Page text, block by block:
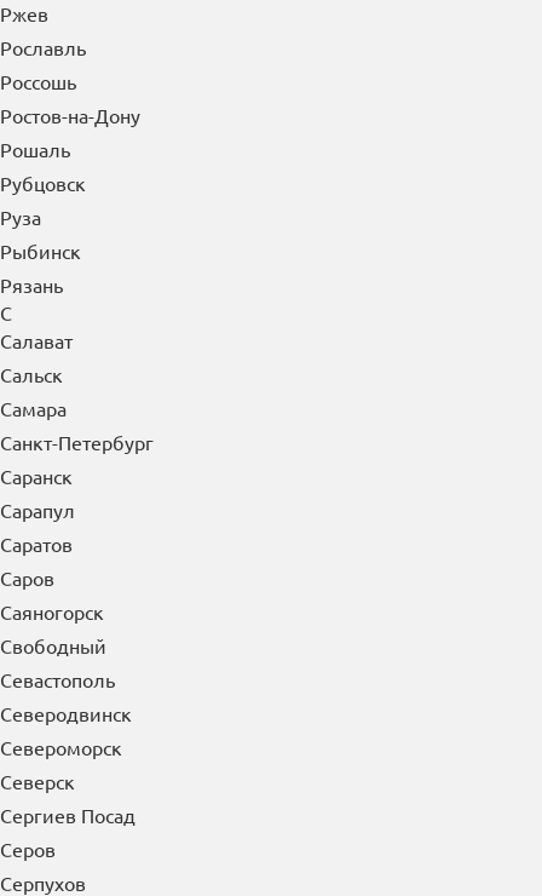
Ржев
Рославль
Россошь
Ростов-на-Дону
Рошаль
Рубцовск
Руза
Рыбинск
Рязань
С
Салават
Сальск
Самара
Санкт-Петербург
Саранск
Сарапул
Саратов
Саров
Саяногорск
Свободный
Севастополь
Северодвинск
Североморск
Северск
Сергиев Посад
Серов
Серпухов